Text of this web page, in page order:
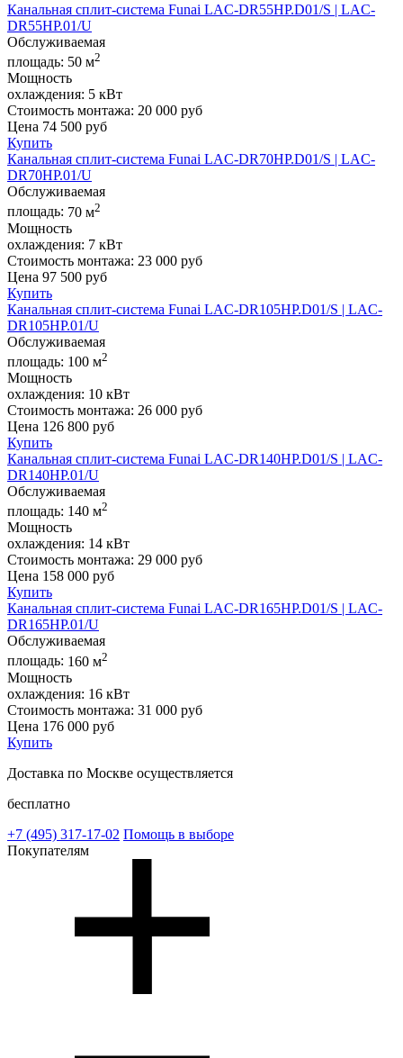
Канальная сплит-система Funai LAC-DR55HP.D01/S | LAC-
DR55HP.01/U
Обслуживаемая
площадь: 50 м2
Мощность
охлаждения: 5 кВт
Стоимость монтажа: 20 000 руб
Цена 74 500 руб
Купить
Канальная сплит-система Funai LAC-DR70HP.D01/S | LAC-
DR70HP.01/U
Обслуживаемая
площадь: 70 м2
Мощность
охлаждения: 7 кВт
Стоимость монтажа: 23 000 руб
Цена 97 500 руб
Купить
Канальная сплит-система Funai LAC-DR105HP.D01/S | LAC-
DR105HP.01/U
Обслуживаемая
площадь: 100 м2
Мощность
охлаждения: 10 кВт
Стоимость монтажа: 26 000 руб
Цена 126 800 руб
Купить
Канальная сплит-система Funai LAC-DR140HP.D01/S | LAC-
DR140HP.01/U
Обслуживаемая
площадь: 140 м2
Мощность
охлаждения: 14 кВт
Стоимость монтажа: 29 000 руб
Цена 158 000 руб
Купить
Канальная сплит-система Funai LAC-DR165HP.D01/S | LAC-
DR165HP.01/U
Обслуживаемая
площадь: 160 м2
Мощность
охлаждения: 16 кВт
Стоимость монтажа: 31 000 руб
Цена 176 000 руб
Купить
Доставка по Москве осуществляется
бесплатно
+7 (495) 317-17-02 Помощь в выборе
Покупателям